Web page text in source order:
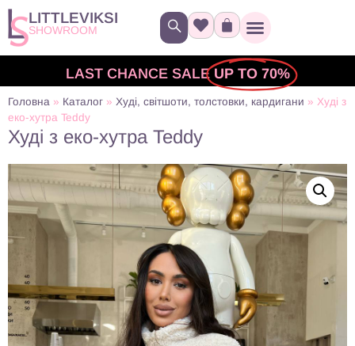
LITTLEVIKSI
SHOWROOM
LAST CHANCE SALE UP TO 70%
Головна » Каталог » Худі, світшоти, толстовки, кардигани » Худі з
еко-хутра Teddy
Худі з еко-хутра Teddy